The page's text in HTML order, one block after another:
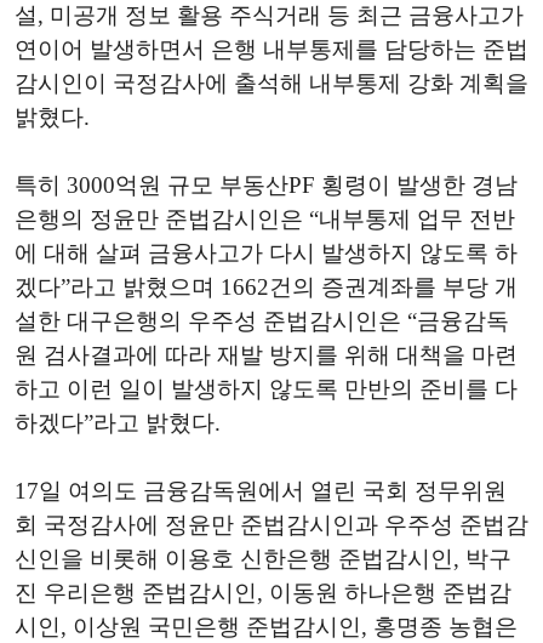
설, 미공개 정보 활용 주식거래 등 최근 금융사고가
연이어 발생하면서 은행 내부통제를 담당하는 준법
감시인이 국정감사에 출석해 내부통제 강화 계획을
밝혔다.
특히 3000억원 규모 부동산PF 횡령이 발생한 경남
은행의 정윤만 준법감시인은 “내부통제 업무 전반
에 대해 살펴 금융사고가 다시 발생하지 않도록 하
겠다”라고 밝혔으며 1662건의 증권계좌를 부당 개
설한 대구은행의 우주성 준법감시인은 “금융감독
원 검사결과에 따라 재발 방지를 위해 대책을 마련
하고 이런 일이 발생하지 않도록 만반의 준비를 다
하겠다”라고 밝혔다.
17일 여의도 금융감독원에서 열린 국회 정무위원
회 국정감사에 정윤만 준법감시인과 우주성 준법감
신인을 비롯해 이용호 신한은행 준법감시인, 박구
진 우리은행 준법감시인, 이동원 하나은행 준법감
시인, 이상원 국민은행 준법감시인, 홍명종 농협은